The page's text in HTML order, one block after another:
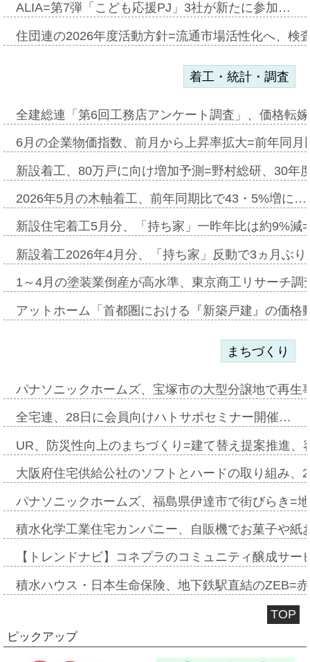
ALIA=第7弾「こども応援PJ」3社が新たに参加…
住団連の2026年度活動方針=流通市場活性化へ、検
着工・統計・調査
全建総連「第6回工務店アンケート調査」、価格転
6月の企業物価指数、前月から上昇率拡大=前年同
新設着工、80万戸に向け増加予測=野村総研、30年
2026年5月の木軸着工、前年同期比で43・5%増に…
新設住宅着工5月分、「持ち家」一昨年比は約9%
新設着工2026年4月分、「持ち家」反動で3ヵ月ぶ
1～4月の塗装業倒産が高水準、東京商工リサーチ
アットホーム「首都圏における『新築戸建』の価
まちづくり
パナソニックホームズ、宝塚市の大型分譲地で再
全宅連、28日に会員向けハトサポセミナー開催…
UR、防災性向上のまちづくり=建て替え提案推進
大阪府住宅供給公社のソフトとハードの取り組み
パナソニックホームズ、福島県伊達市で街びらき=
積水化学工業住宅カンパニー、自販機でお菓子や
【トレンドナビ】コネプラのコミュニティ醸成サ
積水ハウス・日本生命保険、地下鉄駅直結のZEB=
TOP
ピックアップ